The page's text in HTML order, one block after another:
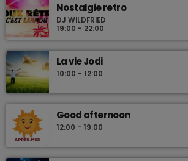
Nostalgie retro
DJ WILDFRIED
19:00 - 22:00
La vie Jodi
10:00 - 12:00
Good afternoon
12:00 - 19:00